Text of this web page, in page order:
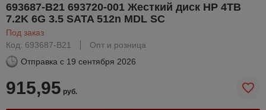
693687-B21 693720-001 Жесткий диск HP 4TB
7.2K 6G 3.5 SATA 512n MDL SC
Под заказ
Код: 693687-B21
Опт и розница
Отправка с 19 сентября 2026
915,95 руб.